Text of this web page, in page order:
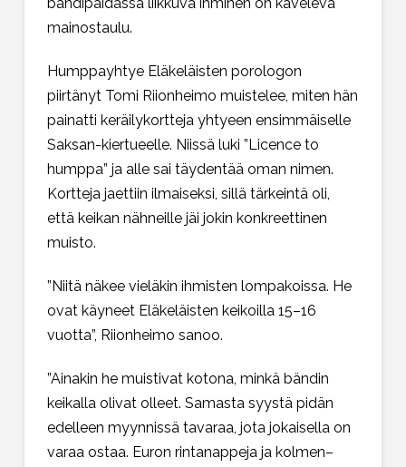
mainostaulu.
Humppayhtye Eläkeläisten porologon
piirtänyt Tomi Riionheimo muistelee, miten hän
painatti keräilykortteja yhtyeen ensimmäiselle
Saksan-kiertueelle. Niissä luki ”Licence to
humppa” ja alle sai täydentää oman nimen.
Kortteja jaettiin ilmaiseksi, sillä tärkeintä oli,
että keikan nähneille jäi jokin konkreettinen
muisto.
”Niitä näkee vieläkin ihmisten lompakoissa. He
ovat käyneet Eläkeläisten keikoilla 15–16
vuotta”, Riionheimo sanoo.
”Ainakin he muistivat kotona, minkä bändin
keikalla olivat olleet. Samasta syystä pidän
edelleen myynnissä tavaraa, jota jokaisella on
varaa ostaa. Euron rintanappeja ja kolmen–